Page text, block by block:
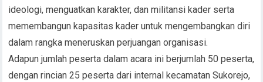
ideologi, menguatkan karakter, dan militansi kader serta
memembangun kapasitas kader untuk mengembangkan diri
dalam rangka meneruskan perjuangan organisasi.
Adapun jumlah peserta dalam acara ini berjumlah 50 peserta,
dengan rincian 25 peserta dari internal kecamatan Sukorejo,